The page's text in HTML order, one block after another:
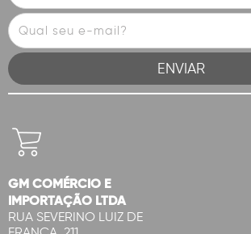
GM COMÉRCIO E
IMPORTAÇÃO LTDA
RUA SEVERINO LUIZ DE